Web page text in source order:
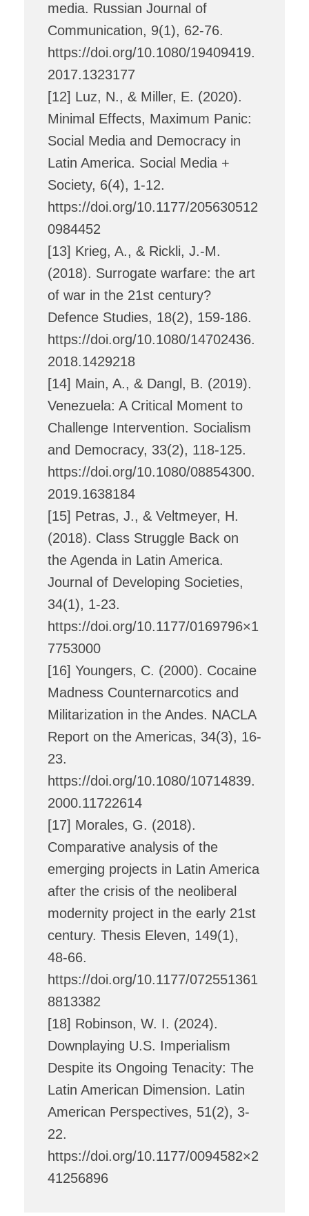
media. Russian Journal of
Communication, 9(1), 62-76.
https://doi.org/10.1080/19409419.
2017.1323177
[12] Luz, N., & Miller, E. (2020).
Minimal Effects, Maximum Panic:
Social Media and Democracy in
Latin America. Social Media +
Society, 6(4), 1-12.
https://doi.org/10.1177/205630512
0984452
[13] Krieg, A., & Rickli, J.-M.
(2018). Surrogate warfare: the art
of war in the 21st century?
Defence Studies, 18(2), 159-186.
https://doi.org/10.1080/14702436.
2018.1429218
[14] Main, A., & Dangl, B. (2019).
Venezuela: A Critical Moment to
Challenge Intervention. Socialism
and Democracy, 33(2), 118-125.
https://doi.org/10.1080/08854300.
2019.1638184
[15] Petras, J., & Veltmeyer, H.
(2018). Class Struggle Back on
the Agenda in Latin America.
Journal of Developing Societies,
34(1), 1-23.
https://doi.org/10.1177/0169796×1
7753000
[16] Youngers, C. (2000). Cocaine
Madness Counternarcotics and
Militarization in the Andes. NACLA
Report on the Americas, 34(3), 16-
23.
https://doi.org/10.1080/10714839.
2000.11722614
[17] Morales, G. (2018).
Comparative analysis of the
emerging projects in Latin America
after the crisis of the neoliberal
modernity project in the early 21st
century. Thesis Eleven, 149(1),
48-66.
https://doi.org/10.1177/072551361
8813382
[18] Robinson, W. I. (2024).
Downplaying U.S. Imperialism
Despite its Ongoing Tenacity: The
Latin American Dimension. Latin
American Perspectives, 51(2), 3-
22.
https://doi.org/10.1177/0094582×2
41256896